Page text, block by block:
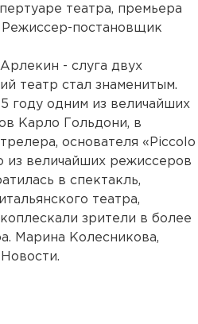
театра, премьера
Режиссер-постановщик
- слуга двух
театр стал знаменитым.
году одним из величайших
Карло Гольдони, в
основателя «Piccolo
из величайших режиссеров
в спектакль,
театра,
зрители в более
Марина Колесникова,